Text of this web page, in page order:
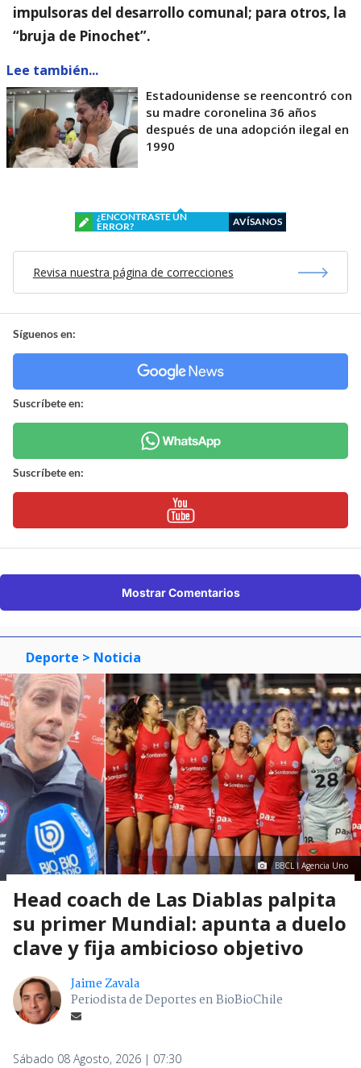
impulsoras del desarrollo comunal; para otros, la
“bruja de Pinochet”.
Lee también...
Estadounidense se reencontró con
su madre coronelina 36 años
después de una adopción ilegal en
1990
¿ENCONTRASTE UN
ERROR?
AVÍSANOS
Revisa nuestra página de correcciones
Síguenos en:
Suscríbete en:
Suscríbete en:
Mostrar Comentarios
Deporte > Noticia
BBCL I Agencia Uno
Head coach de Las Diablas palpita
su primer Mundial: apunta a duelo
clave y fija ambicioso objetivo
Jaime Zavala
Periodista de Deportes en BioBioChile
Sábado 08 Agosto, 2026 | 07:30